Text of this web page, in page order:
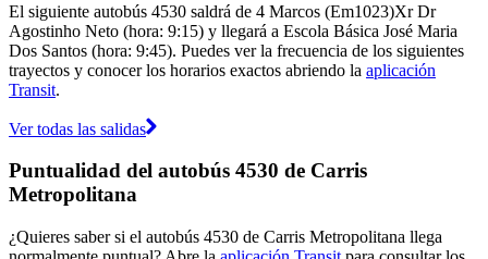
El siguiente autobús 4530 saldrá de 4 Marcos (Em1023)Xr Dr
Agostinho Neto (hora: 9:15) y llegará a Escola Básica José Maria
Dos Santos (hora: 9:45). Puedes ver la frecuencia de los siguientes
trayectos y conocer los horarios exactos abriendo la aplicación
Transit.
Ver todas las salidas
Puntualidad del autobús 4530 de Carris
Metropolitana
¿Quieres saber si el autobús 4530 de Carris Metropolitana llega